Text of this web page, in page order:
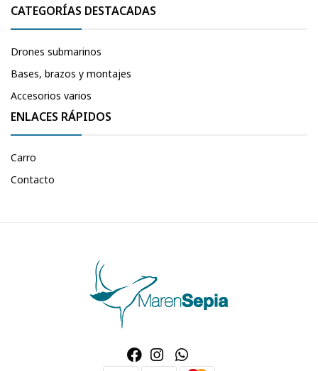
CATEGORÍAS DESTACADAS
Drones submarinos
Bases, brazos y montajes
Accesorios varios
ENLACES RÁPIDOS
Carro
Contacto